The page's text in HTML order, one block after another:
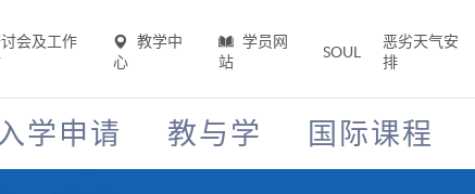
会及工作
教学中
心
学员网
站
SOUL
恶劣天气安
排
入学申请 教与学 国际课程